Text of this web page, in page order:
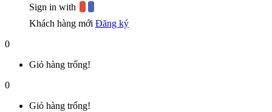
Sign in with
Khách hàng mới Đăng ký
0
Giỏ hàng trống!
0
Giỏ hàng trống!